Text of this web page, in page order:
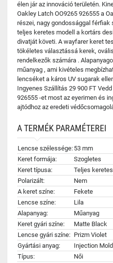
élen jár az innováció területén.
Oakley Latch OO9265 926555 a
részei, nagy gondossággal férfiak
teljes keretes modell a kortárs
divatját követi. A wayfarer keret
tökéletes választássá kerek,
rendelkezők számára .
műanyag , ami kivételes
lencséket a káros UV sugarak
Ingyenes Szállítás 29 900 FT
926555 -et most az eyerimen és
ajtódhoz az eredeti
A TERMÉK PARAMÉTEREI
Lencse szélessége: 53 mm
Keret formája:
Szogletes
Keret típusa:
Teljes keretes
Polarizált:
Nem
A keret színe:
Fekete
Lencse színe:
Lila
Alapanyag:
Műanyag
Keret gyári színe:
Matte Black
Lencse gyári színe: Prizm Violet
Gyártási anyag:
Injection
Típus:
Női